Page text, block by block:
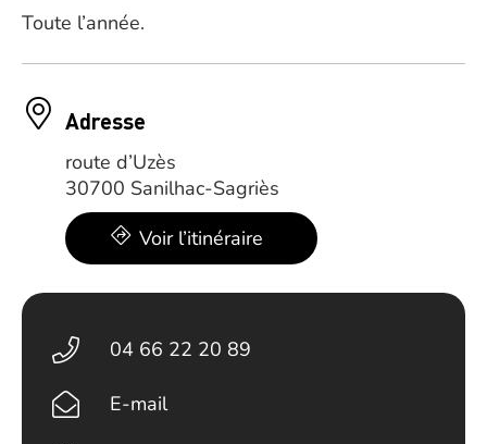
Toute l’année.
Adresse
route d’Uzès
30700 Sanilhac-Sagriès
Voir l’itinéraire
04 66 22 20 89
E-mail